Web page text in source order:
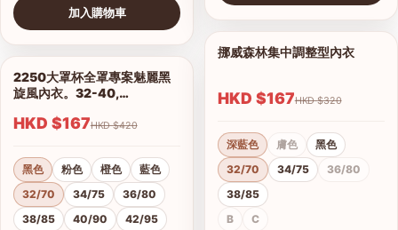
加入購物車
1/14
查看圖片
2250大罩杯全罩專案魅麗黑
旋風內衣。32-40,
HKD $167 HKD $420
黑色 粉色 橙色
藍色
32/70
34/75
36/80
38/85
40/90
42/95
查看圖片
挪威森林集中調整型內衣
HKD $167 HKD $320
深藍色 膚色
黑色
32/70
34/75
36/80
38/85
B
C